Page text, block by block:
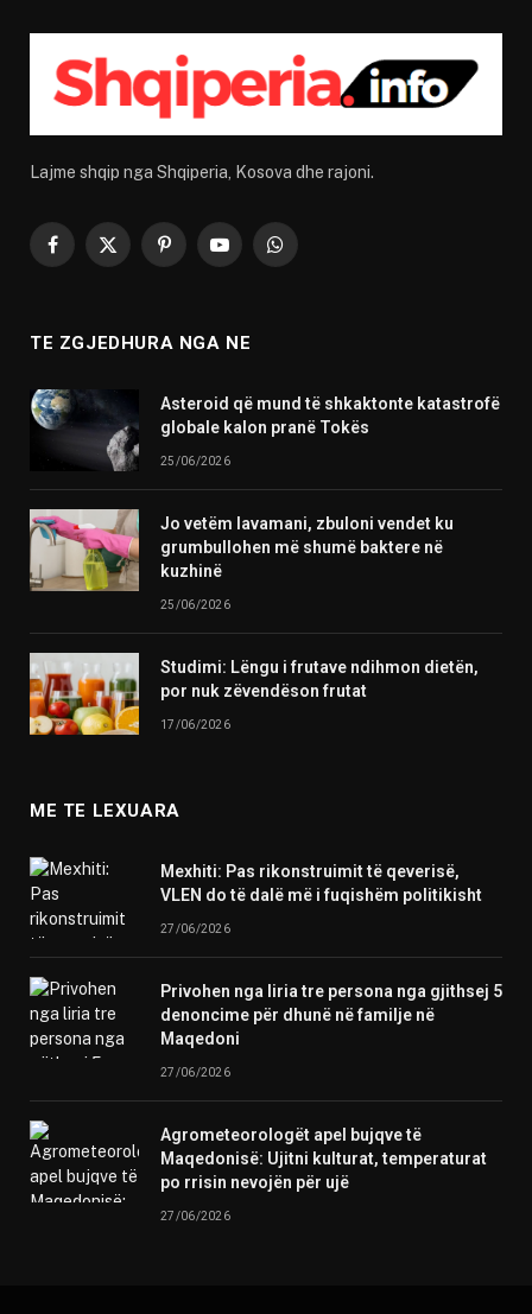
Lajme shqip nga Shqiperia, Kosova dhe rajoni.
Facebook
X
PinterestYouTubeWhatsApp
TE ZGJEDHURA NGA NE
Asteroid që mund të shkaktonte katastrofë
globale kalon pranë Tokës
25/06/2026
Jo vetëm lavamani, zbuloni vendet ku
grumbullohen më shumë baktere në
kuzhinë
25/06/2026
Studimi: Lëngu i frutave ndihmon dietën,
por nuk zëvendëson frutat
17/06/2026
ME TE LEXUARA
Mexhiti: Pas rikonstruimit të qeverisë,
VLEN do të dalë më i fuqishëm politikisht
27/06/2026
Privohen nga liria tre persona nga gjithsej 5
denoncime për dhunë në familje në
Maqedoni
27/06/2026
Agrometeorologët apel bujqve të
Maqedonisë: Ujitni kulturat, temperaturat
po rrisin nevojën për ujë
27/06/2026